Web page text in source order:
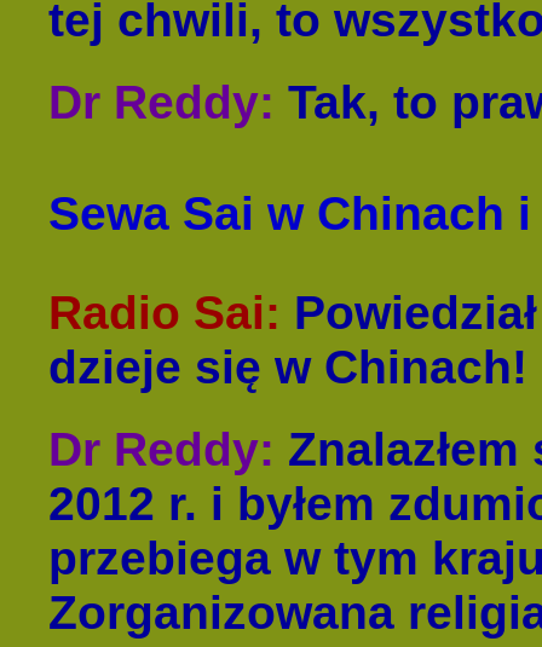
tej chwili, to
Dr Reddy: Tak, to
Sewa Sai w Chinach
Radio Sai:
dzieje się w Chinach!
Dr Reddy:
2012 r. i byłem
przebiega w tym
Zorganizowana